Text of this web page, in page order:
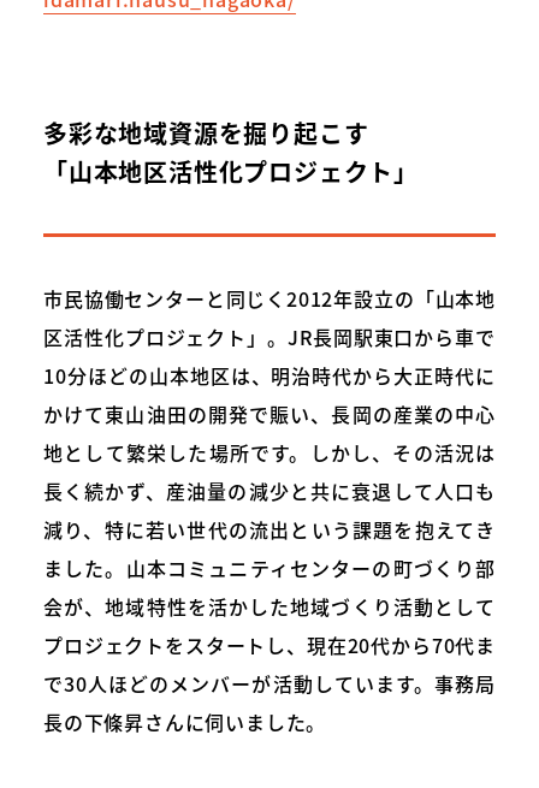
多彩な地域資源を掘り起こす
「山本地区活性化プロジェクト」
市民協働センターと同じく2012年設立の「山本地
区活性化プロジェクト」。JR長岡駅東口から車で
10分ほどの山本地区は、明治時代から大正時代に
かけて東山油田の開発で賑い、長岡の産業の中心
地として繁栄した場所です。しかし、その活況は
長く続かず、産油量の減少と共に衰退して人口も
減り、特に若い世代の流出という課題を抱えてき
ました。山本コミュニティセンターの町づくり部
会が、地域特性を活かした地域づくり活動として
プロジェクトをスタートし、現在20代から70代ま
で30人ほどのメンバーが活動しています。事務局
長の下條昇さんに伺いました。